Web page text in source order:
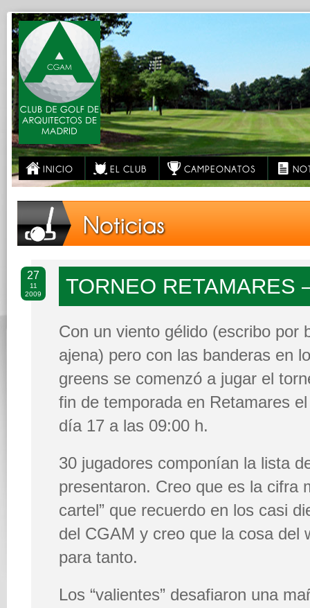
INICIO EL CLUB CAMPEONATOS
Noticias
TORNEO RETAMARES
27
11
2009
Con un viento gélido (escribo por
ajena) pero con las banderas en
greens se comenzó a jugar el
fin de temporada en Retamares
día 17 a las 09:00 h.
30 jugadores componían la lista
presentaron. Creo que es la cifra
cartel” que recuerdo en los casi
del CGAM y creo que la cosa del
para tanto.
Los “valientes” desafiaron una